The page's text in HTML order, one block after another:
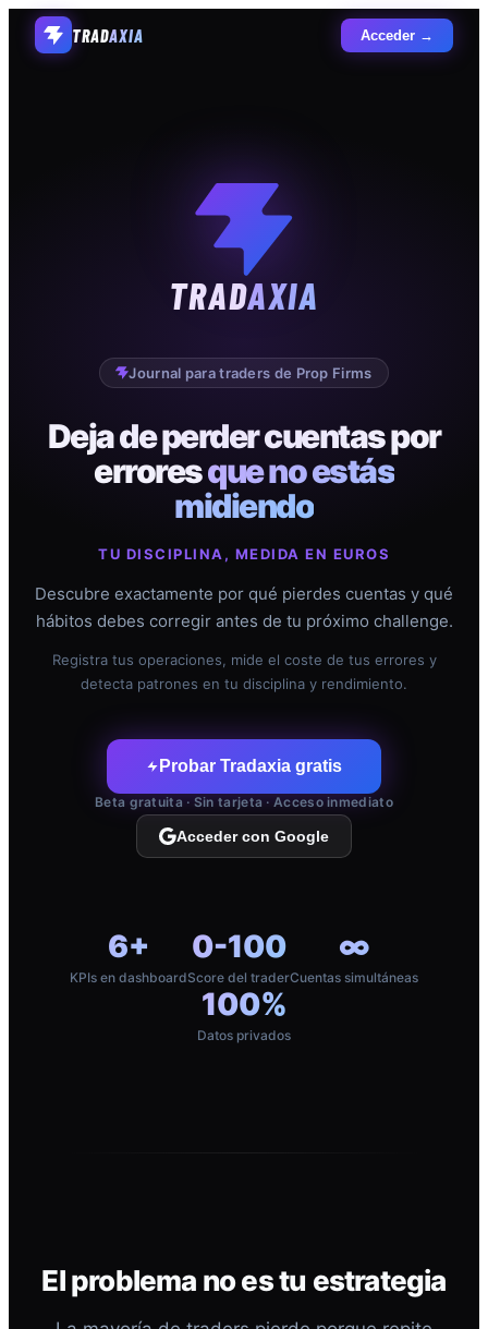
TRADAXIA Acceder →
TRADAXIA
Journal para traders de Prop Firms
Deja de perder cuentas por
erroresque no estás
midiendo
TU DISCIPLINA, MEDIDA EN EUROS
Descubre exactamente por qué pierdes cuentas y qué
hábitos debes corregir antes de tu próximo challenge.
Registra tus operaciones, mide el coste de tus errores y
detecta patrones en tu disciplina y rendimiento.
Probar Tradaxia gratis
Beta gratuita · Sin tarjeta · Acceso inmediato
Acceder con Google
6+
KPIs en dashboard
0-100
Score del trader
∞
Cuentas simultáneas
100%
Datos privados
El problema no es tu estrategia